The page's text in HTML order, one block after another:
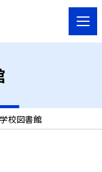
学校図書館